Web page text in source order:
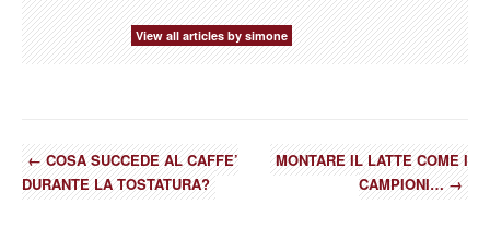
View all articles by simone
←COSA SUCCEDE AL CAFFE’
DURANTE LA TOSTATURA?
MONTARE IL LATTE COME I
CAMPIONI…→